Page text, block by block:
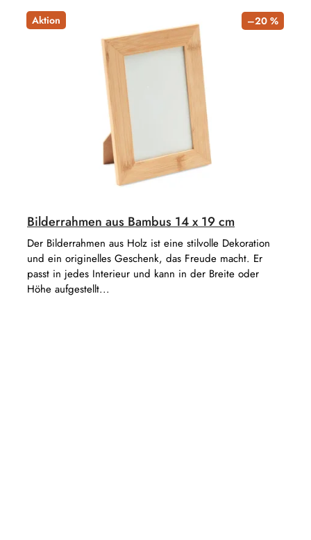
Aktion –20 %
Bilderrahmen aus Bambus 14 x 19 cm
Der Bilderrahmen aus Holz ist eine stilvolle Dekoration
und ein originelles Geschenk, das Freude macht. Er
passt in jedes Interieur und kann in der Breite oder
Höhe aufgestellt...